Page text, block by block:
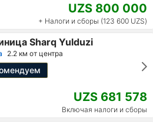
UZS 800 000
+ Налоги и сборы (123 600 UZS)
Sharq Yulduzi
2.2 км от центра
UZS 681 578
Включая налоги и сборы